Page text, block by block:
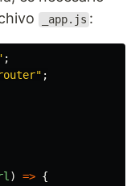
_app.js :
;
" ;
) => {